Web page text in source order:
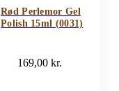
Rød Perlemor Gel
Polish 15ml (0031)
169,00kr.